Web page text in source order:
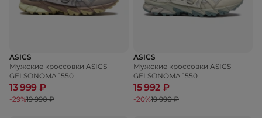
ASICS
Мужские кроссовки ASICS
GELSONOMA 1550
13 999 ₽
-29%19 990 ₽
ASICS
Мужские кроссовки ASICS
GELSONOMA 1550
15 992 ₽
-20%19 990 ₽